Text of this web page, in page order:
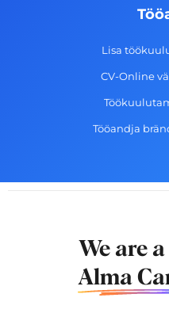
Lisa
CV-Online
Tööandja
We are
Alma